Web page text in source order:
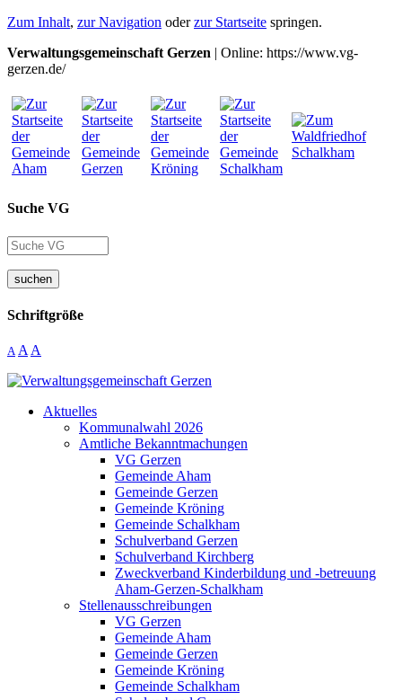
Zum Inhalt, zur Navigation oderzur Startseite springen.
Verwaltungsgemeinschaft Gerzen | Online: https://www.vg-
gerzen.de/
Suche VG
suchen
Schriftgröße
A A A
Aktuelles
Kommunalwahl 2026
Amtliche Bekanntmachungen
VG Gerzen
Gemeinde Aham
Gemeinde Gerzen
Gemeinde Kröning
Gemeinde Schalkham
Schulverband Gerzen
Schulverband Kirchberg
Zweckverband Kinderbildung und -betreuung
Aham-Gerzen-Schalkham
Stellenausschreibungen
VG Gerzen
Gemeinde Aham
Gemeinde Gerzen
Gemeinde Kröning
Gemeinde Schalkham